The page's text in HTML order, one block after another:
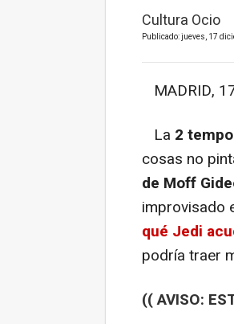
Cultura Ocio
Publicado: jueves, 17
MADRID,
La 2
cosas no
de Moff
improvisado
qué Jedi
podría traer
(( AVISO: